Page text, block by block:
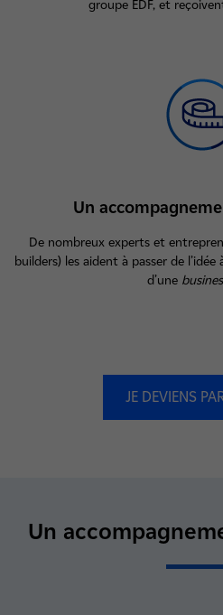
groupe EDF, et
Un
De nombreux experts et
builders) les aident à passer de
d’une
JE DEVIENS
Un